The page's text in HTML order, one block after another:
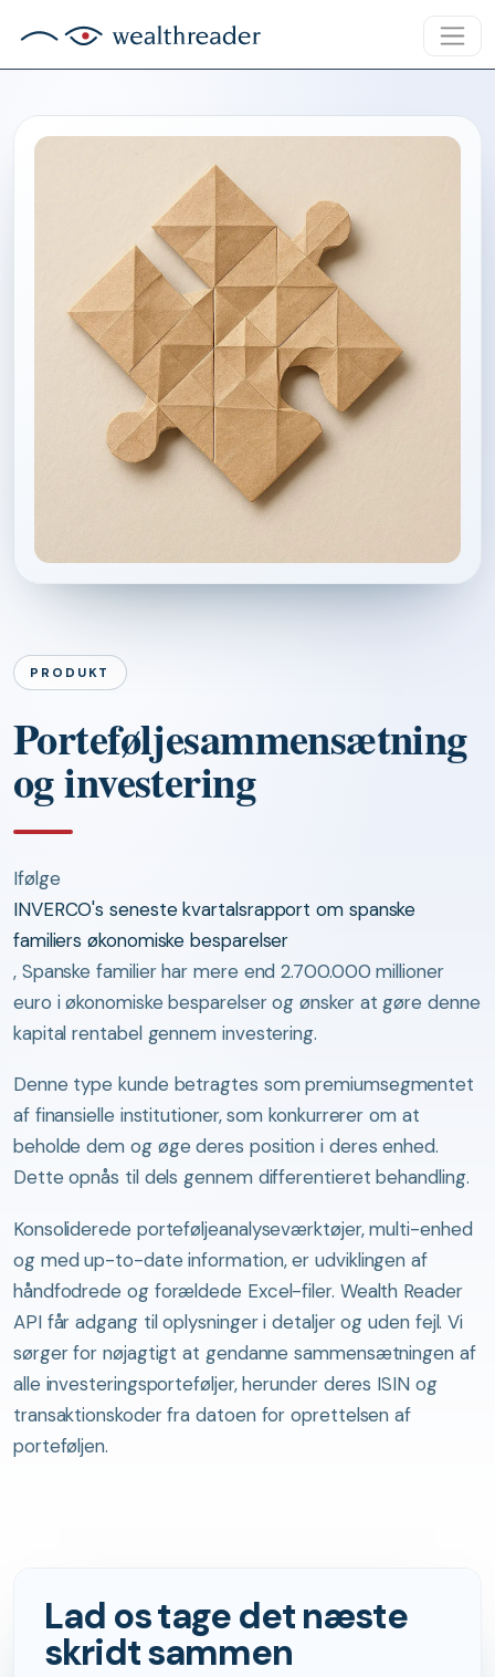
PRODUKT
Porteføljesammensætning
og investering
Ifølge
INVERCO's seneste kvartalsrapport om spanske
familiers økonomiske besparelser
, Spanske familier har mere end 2.700.000 millioner
euro i økonomiske besparelser og ønsker at gøre denne
kapital rentabel gennem investering.
Denne type kunde betragtes som premiumsegmentet
af finansielle institutioner, som konkurrerer om at
beholde dem og øge deres position i deres enhed.
Dette opnås til dels gennem differentieret behandling.
Konsoliderede porteføljeanalyseværktøjer, multi-enhed
og med up-to-date information, er udviklingen af
håndfodrede og forældede Excel-filer. Wealth Reader
API får adgang til oplysninger i detaljer og uden fejl. Vi
sørger for nøjagtigt at gendanne sammensætningen af
alle investeringsporteføljer, herunder deres ISIN og
transaktionskoder fra datoen for oprettelsen af
porteføljen.
Lad os tage det næste
skridt sammen